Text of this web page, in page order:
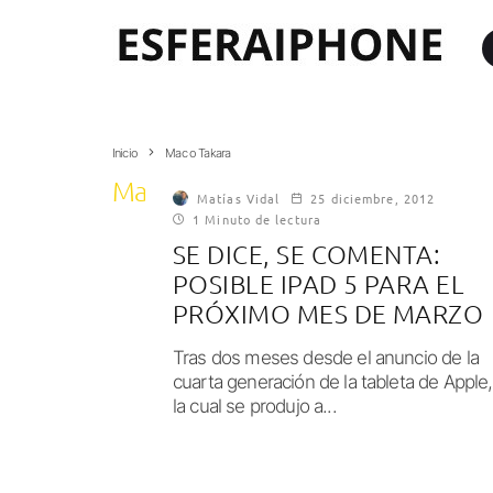
Inicio Mac o Takara
Mac o Takara
Matías Vidal
25 diciembre, 2012
1 Minuto de lectura
SE DICE, SE COMENTA:
POSIBLE IPAD 5 PARA EL
PRÓXIMO MES DE MARZO
Tras dos meses desde el anuncio de la
cuarta generación de la tableta de Apple,
la cual se produjo a...